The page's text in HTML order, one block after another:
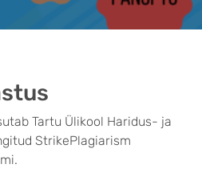
Tartu Ülikool Haridus- ja
StrikePlagiarism